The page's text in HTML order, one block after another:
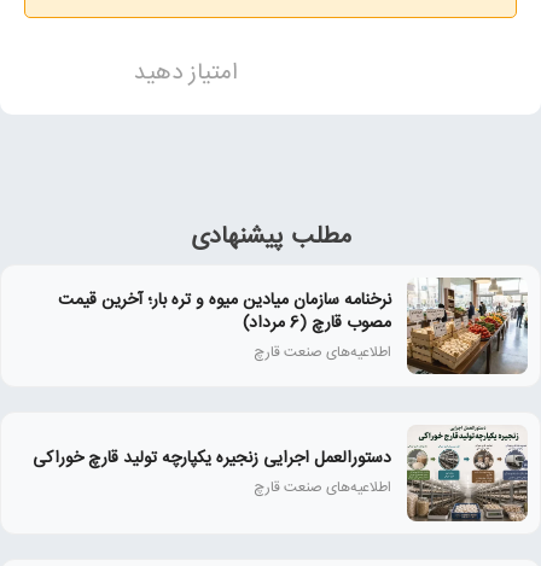
امتیاز دهید
مطلب پیشنهادی
نرخنامه سازمان میادین میوه و تره بار؛ آخرین قیمت
مصوب قارچ (6 مرداد)
اطلاعیه‌های صنعت قارچ
دستورالعمل اجرایی زنجیره یکپارچه تولید قارچ خوراکی
اطلاعیه‌های صنعت قارچ